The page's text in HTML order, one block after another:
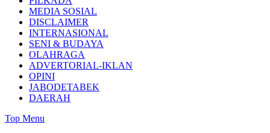
MEDIA SOSIAL
DISCLAIMER
INTERNASIONAL
SENI & BUDAYA
OLAHRAGA
ADVERTORIAL-IKLAN
OPINI
JABODETABEK
DAERAH
Top Menu